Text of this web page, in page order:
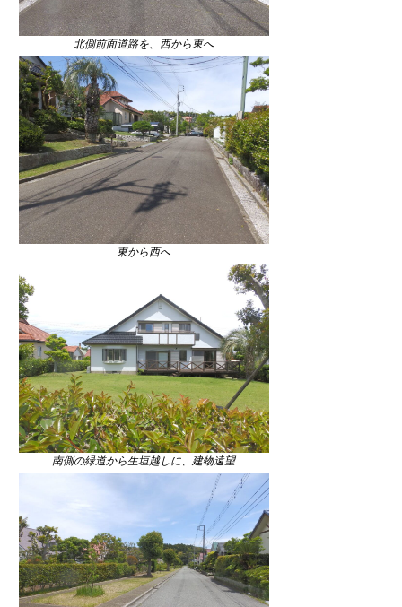
北側前面道路を、西から東へ
東から西へ
南側の緑道から生垣越しに、建物遠望